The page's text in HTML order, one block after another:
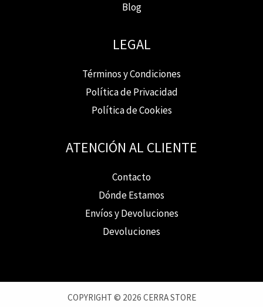
Blog
LEGAL
Términos y Condiciones
Política de Privacidad
Política de Cookies
ATENCIÓN AL CLIENTE
Contacto
Dónde Estamos
Envíos y Devoluciones
Devoluciones
COPYRIGHT © 2026 CERRA STORE